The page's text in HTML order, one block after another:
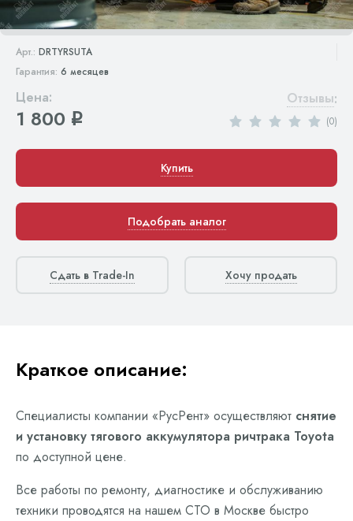
Арт.: DRTYRSUTA
Гарантия: 6 месяцев
Цена:
1 800 q
Отзывы:
(0)
Купить
Подобрать аналог
Сдать в Trade-In Хочу продать
Краткое описание:
Специалисты компании «РусРент» осуществляют снятие
и установку тягового аккумулятора ричтрака Toyota
по доступной цене.
Все работы по ремонту, диагностике и обслуживанию
техники проводятся на нашем СТО в Москве быстро